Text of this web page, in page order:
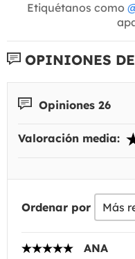
Etiquétanos como
OPINIONES
Opiniones 26
Valoración media:
Ordenar por
ANA